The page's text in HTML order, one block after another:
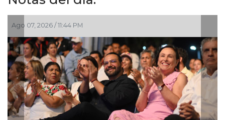
/ 11:44 PM